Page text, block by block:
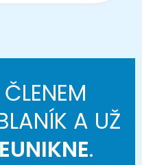
A UŽ
.